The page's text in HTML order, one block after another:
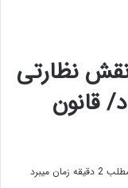
نظارتی
قانون
میبرد